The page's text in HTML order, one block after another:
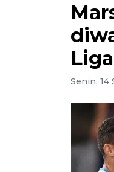
Senin,